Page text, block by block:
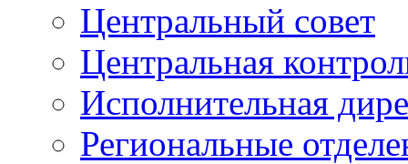
Центральный совет
Центральная
Исполнительная
Региональные